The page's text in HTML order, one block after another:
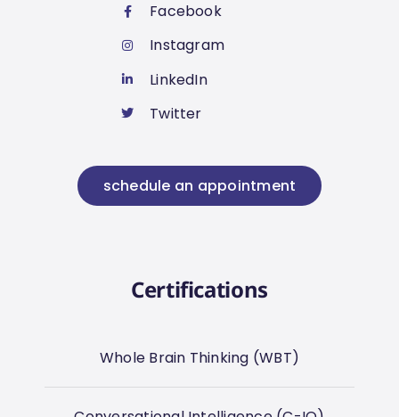
Facebook
Instagram
LinkedIn
Twitter
schedule an appointment
Certifications
Whole Brain Thinking (WBT)